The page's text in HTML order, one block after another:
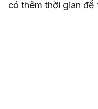
có thêm thời gian để